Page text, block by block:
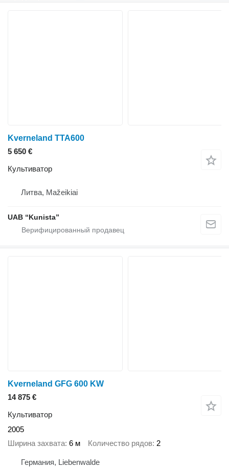
Kverneland TTA600
5 650 €
Культиватор
Литва, Mažeikiai
UAB “Kunista”
Kverneland GFG 600 KW
14 875 €
Культиватор
2005
Ширина захвата 6 м Количество рядов 2
Германия, Liebenwalde